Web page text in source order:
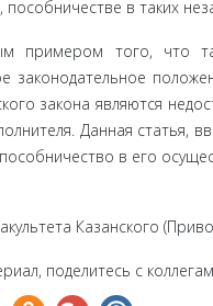
пособ­ничестве в таких
при­мером того, что
законодательное
закона являются
Данная статья,
в его
Казанского
поделитесь с